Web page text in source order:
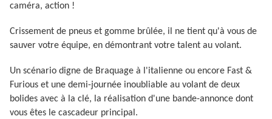
caméra, action !
Crissement de pneus et gomme brûlée, il ne tient qu'à vous de
sauver votre équipe, en démontrant votre talent au volant.
Un scénario digne de Braquage à l'italienne ou encore Fast &
Furious et une demi-journée inoubliable au volant de deux
bolides avec à la clé, la réalisation d'une bande-annonce dont
vous êtes le cascadeur principal.